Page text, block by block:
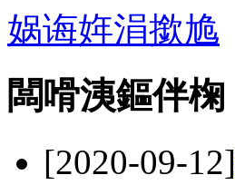
娲诲姩涓撳尯
闆嗗洟鏂伴椈
[2020-09-12]